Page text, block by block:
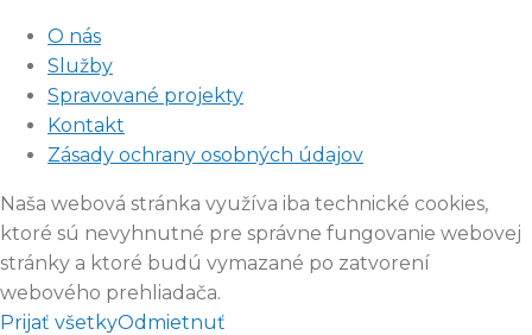
O nás
Služby
Spravované projekty
Kontakt
Zásady ochrany osobných údajov
Naša webová stránka využíva iba technické cookies,
ktoré sú nevyhnutné pre správne fungovanie webovej
stránky a ktoré budú vymazané po zatvorení
webového prehliadača.
Prijať všetkyOdmietnuť